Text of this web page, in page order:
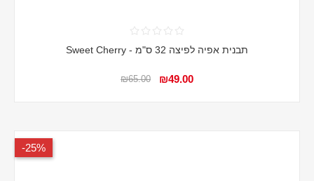
תבנית אפיה לפיצה 32 ס"מ - Sweet Cherry
₪49.00
₪65.00
25%-